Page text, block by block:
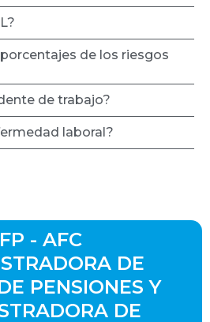
de los riesgos
de trabajo?
laboral?
- AFC
DE
PENSIONES Y
DE